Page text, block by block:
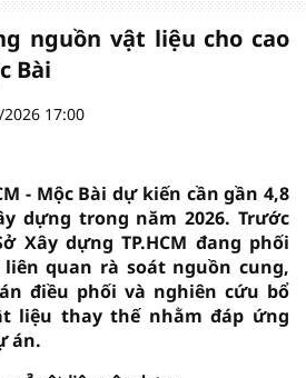
nguồn vật liệu cho cao
Bài
17:00
- Mộc Bài dự kiến cần gần 4,8
dựng trong năm 2026. Trước
Xây dựng TP.HCM đang phối
quan rà soát nguồn cung,
điều phối và nghiên cứu bổ
liệu thay thế nhằm đáp ứng
án.